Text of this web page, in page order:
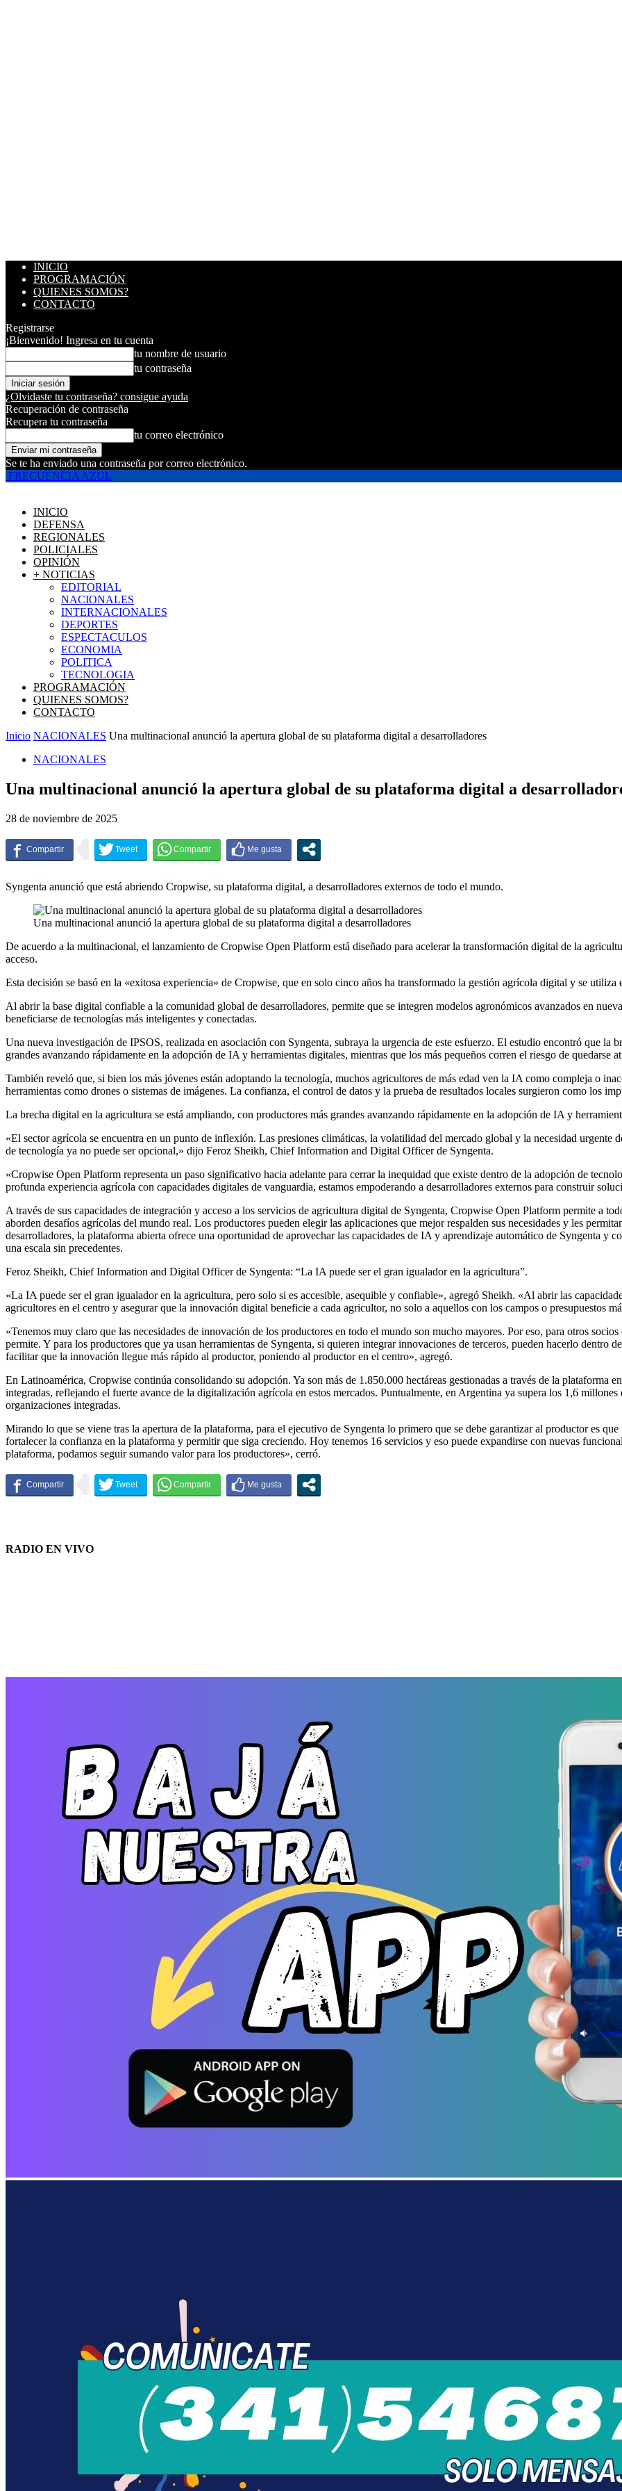
INICIO
PROGRAMACIÓN
QUIENES SOMOS?
CONTACTO
Registrarse
¡Bienvenido! Ingresa en tu cuenta
tu nombre de usuario
tu contraseña
¿Olvidaste tu contraseña? consigue ayuda
Recuperación de contraseña
Recupera tu contraseña
tu correo electrónico
Se te ha enviado una contraseña por correo electrónico.
FRECUENCIA AZUL
INICIO
DEFENSA
REGIONALES
POLICIALES
OPINIÓN
+ NOTICIAS
EDITORIAL
NACIONALES
INTERNACIONALES
DEPORTES
ESPECTACULOS
ECONOMIA
POLITICA
TECNOLOGIA
PROGRAMACIÓN
QUIENES SOMOS?
CONTACTO
Inicio NACIONALES Una multinacional anunció la apertura global de su plataforma digital a desarrolladores
NACIONALES
Una multinacional anunció la apertura global de su plataforma digital a
28 de noviembre de 2025
Syngenta anunció que está abriendo Cropwise, su plataforma digital, a desarrolladores externos de todo el mundo.
Una multinacional anunció la apertura global de su plataforma digital a desarrolladores
De acuerdo a la multinacional, el lanzamiento de Cropwise Open Platform está diseñado para acelerar la transformación digital de la
acceso.
Esta decisión se basó en la «exitosa experiencia» de Cropwise, que en solo cinco años ha transformado la gestión agrícola digital y se utiliza
Al abrir la base digital confiable a la comunidad global de desarrolladores, permite que se integren modelos agronómicos avanzados en
beneficiarse de tecnologías más inteligentes y conectadas.
Una nueva investigación de IPSOS, realizada en asociación con Syngenta, subraya la urgencia de este esfuerzo. El estudio encontró que la
grandes avanzando rápidamente en la adopción de IA y herramientas digitales, mientras que los más pequeños corren el riesgo de quedarse
También reveló que, si bien los más jóvenes están adoptando la tecnología, muchos agricultores de más edad ven la IA como compleja o
herramientas como drones o sistemas de imágenes. La confianza, el control de datos y la prueba de resultados locales surgieron como los
La brecha digital en la agricultura se está ampliando, con productores más grandes avanzando rápidamente en la adopción de IA y
«El sector agrícola se encuentra en un punto de inflexión. Las presiones climáticas, la volatilidad del mercado global y la necesidad urgente
de tecnología ya no puede ser opcional,» dijo Feroz Sheikh, Chief Information and Digital Officer de Syngenta.
«Cropwise Open Platform representa un paso significativo hacia adelante para cerrar la inequidad que existe dentro de la adopción de
profunda experiencia agrícola con capacidades digitales de vanguardia, estamos empoderando a desarrolladores externos para construir
A través de sus capacidades de integración y acceso a los servicios de agricultura digital de Syngenta, Cropwise Open Platform permite a
aborden desafíos agrícolas del mundo real. Los productores pueden elegir las aplicaciones que mejor respalden sus necesidades y les
desarrolladores, la plataforma abierta ofrece una oportunidad de aprovechar las capacidades de IA y aprendizaje automático de Syngenta y
una escala sin precedentes.
Feroz Sheikh, Chief Information and Digital Officer de Syngenta: “La IA puede ser el gran igualador en la agricultura”.
«La IA puede ser el gran igualador en la agricultura, pero solo si es accesible, asequible y confiable», agregó Sheikh. «Al abrir las
agricultores en el centro y asegurar que la innovación digital beneficie a cada agricultor, no solo a aquellos con los campos o presupuestos
«Tenemos muy claro que las necesidades de innovación de los productores en todo el mundo son mucho mayores. Por eso, para otros
permite. Y para los productores que ya usan herramientas de Syngenta, si quieren integrar innovaciones de terceros, pueden hacerlo dentro
facilitar que la innovación llegue más rápido al productor, poniendo al productor en el centro», agregó.
En Latinoamérica, Cropwise continúa consolidando su adopción. Ya son más de 1.850.000 hectáreas gestionadas a través de la
integradas, reflejando el fuerte avance de la digitalización agrícola en estos mercados. Puntualmente, en Argentina ya supera los 1,6
organizaciones integradas.
Mirando lo que se viene tras la apertura de la plataforma, para el ejecutivo de Syngenta lo primero que se debe garantizar al productor es
fortalecer la confianza en la plataforma y permitir que siga creciendo. Hoy tenemos 16 servicios y eso puede expandirse con nuevas
plataforma, podamos seguir sumando valor para los productores», cerró.
RADIO EN VIVO